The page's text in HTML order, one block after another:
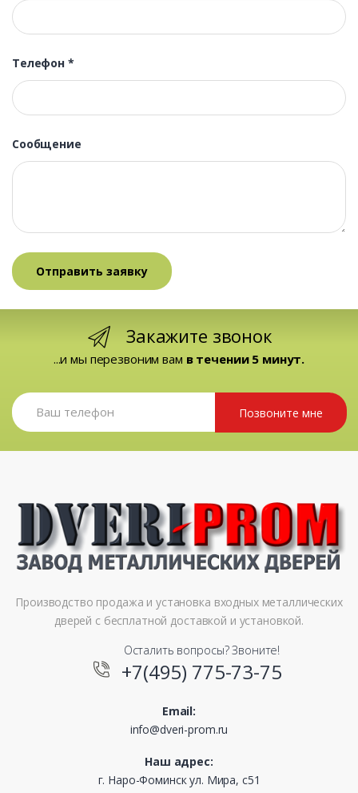
Телефон *
Сообщение
Закажите звонок
...и мы перезвоним вам в течении 5 минут.
Позвоните мне
Производство продажа и установка входных металлических
дверей с бесплатной доставкой и установкой.
Осталить вопросы? Звоните!
+7(495) 775-73-75
Email:
info@dveri-prom.ru
Наш адрес:
г. Наро-Фоминск ул. Мира, с51